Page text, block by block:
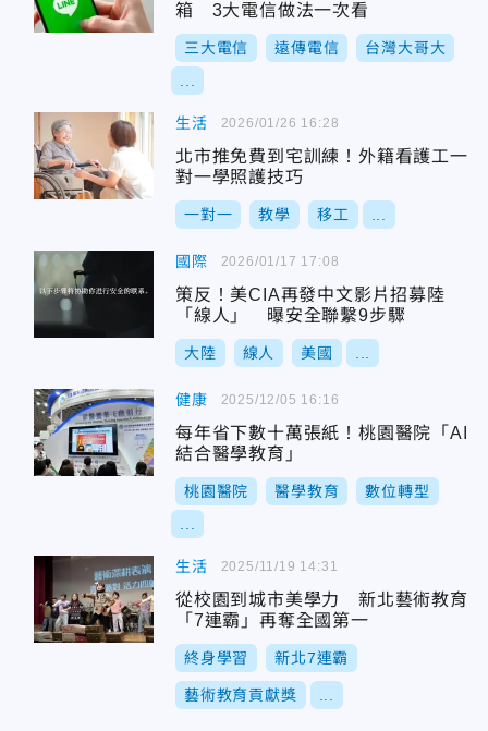
箱 3大電信做法一次看
三大電信 遠傳電信 台灣大哥大
生活
北市推免費到宅訓練！外籍看護工一
對一學照護技巧
一對一 教學 移工
2026/01/26 16:28
國際
策反！美CIA再發中文影片招募陸
「線人」 曝安全聯繫9步驟
大陸 線人 美國
2026/01/17 17:08
健康
每年省下數十萬張紙！桃園醫院「AI
結合醫學教育」
桃園醫院 醫學教育 數位轉型
2025/12/05 16:16
生活
從校園到城市美學力 新北藝術教育
「7連霸」再奪全國第一
終身學習 新北7連霸
藝術教育貢獻獎
2025/11/19 14:31